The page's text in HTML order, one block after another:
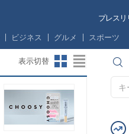
プレスリ
ビジネス グルメ スポーツ
表示切替